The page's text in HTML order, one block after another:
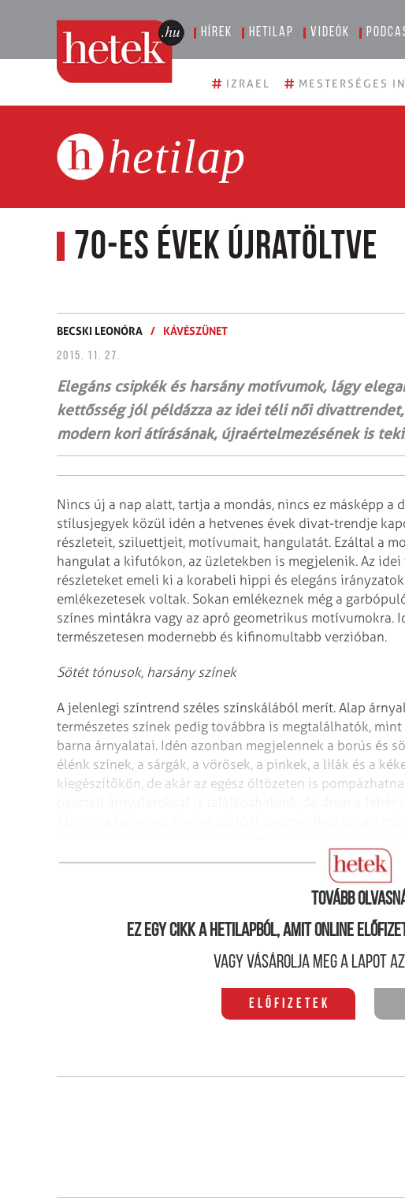
Hírek Hetilap Videók
# IZRAEL # MESTERSÉGES
hetilap
70-es évek újratöltve
BECSKI LEONÓRA / KÁVÉSZÜNET
2015. 11. 27.
Elegáns csipkék és harsány motívumok, lágy
kettősség jól példázza az idei téli női
modern kori átírásának, újraértelmezésének is
Nincs új a nap alatt, tartja a mondás, nincs ez másképp
stílusjegyek közül idén a hetvenes évek divat­­-trendje
részleteit, sziluettjeit, motívumait, hangulatát. Ezáltal a
hangulat a kifutókon, az üzletekben is megjelenik. Az
részleteket emeli ki a korabeli hippi és elegáns
emlékezetesek voltak. Sokan emlékeznek még a
színes mintákra vagy az apró geometrikus motívumokra.
természetesen modernebb és kifinomultabb verzióban.
Sötét tónusok, harsány színek
A jelenlegi színtrend széles színskálából merít. Alap
természetes színek pedig továbbra is megtalálhatók, mint
barna árnyalatai. Idén azonban megjelennek a borús és
élénk színek, a sárgák, a vörösek, a pinkek, a lilák és a
kiegészítőkön, de akár az egész öltözeten is
skótkocka, a tyúklábmotívum és a tweed.
Tovább
Ez egy cikk a hetilapból, amit online
Vagy vásárolja meg a lapot
Előfizetek